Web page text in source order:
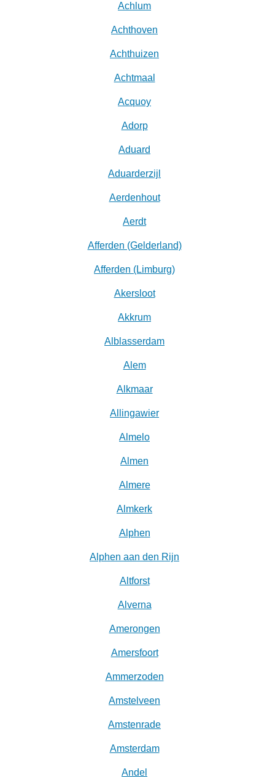
Achlum
Achthoven
Achthuizen
Achtmaal
Acquoy
Adorp
Aduard
Aduarderzijl
Aerdenhout
Aerdt
Afferden (Gelderland)
Afferden (Limburg)
Akersloot
Akkrum
Alblasserdam
Alem
Alkmaar
Allingawier
Almelo
Almen
Almere
Almkerk
Alphen
Alphen aan den Rijn
Altforst
Alverna
Amerongen
Amersfoort
Ammerzoden
Amstelveen
Amstenrade
Amsterdam
Andel